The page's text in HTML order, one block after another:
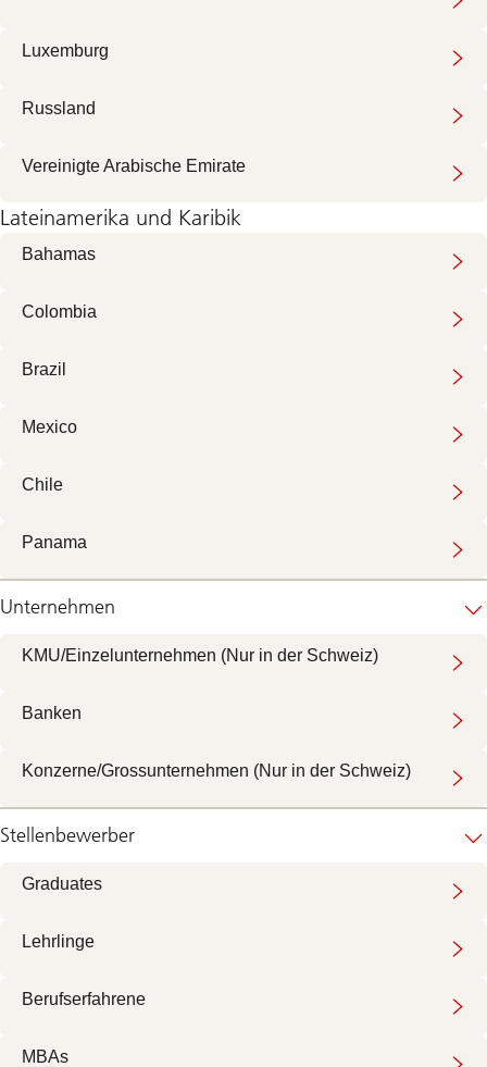
Luxemburg
Russland
Vereinigte Arabische Emirate
Lateinamerika und Karibik
Bahamas
Colombia
Brazil
Mexico
Chile
Panama
Unternehmen
KMU/Einzelunternehmen (Nur in der Schweiz)
Banken
Konzerne/Grossunternehmen (Nur in der Schweiz)
Stellenbewerber
Graduates
Lehrlinge
Berufserfahrene
MBAs